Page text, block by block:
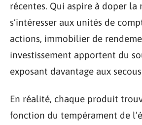
récentes. Qui aspire à doper
s’intéresser aux unités de
actions, immobilier de
investissement apportent du
exposant davantage aux
En réalité, chaque produit
fonction du tempérament de